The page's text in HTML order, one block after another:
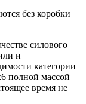
без коробки
силового
и
категории
полной массой
время не